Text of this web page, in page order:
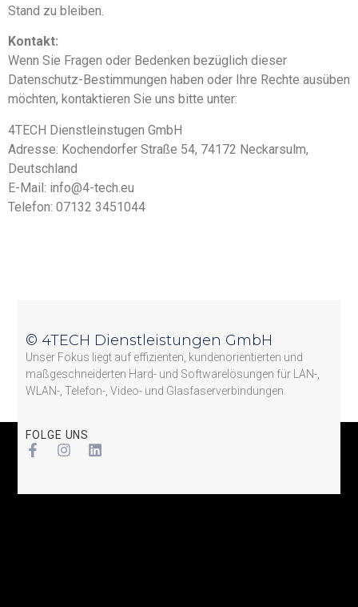
Stand zu bleiben.
Kontakt:
Wenn Sie Fragen oder Bedenken bezüglich dieser
Datenschutz-Bestimmungen haben oder Ihre Rechte ausüben
möchten, kontaktieren Sie uns bitte unter:
4TECH Dienstleinstugen GmbH
Adresse: Kochendorfer Straße 54, 74172 Neckarsulm,
Deutschland
E-Mail: info@4-tech.eu
Telefon: 07132 3451044
© 4TECH Dienstleistungen GmbH
Unser Fokus liegt auf effizienten, kundenorientierten und
maßgeschneiderten Hard- und Softwarelösungen für LAN-,
WLAN-, Telefon-, Video- und Glasfaserverbindungen.
FOLGE UNS